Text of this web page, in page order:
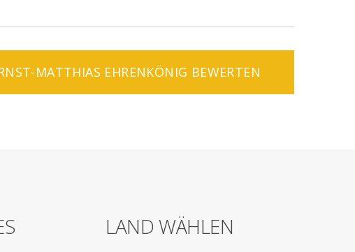
MATTHIAS EHRENKÖNIG BEWERTEN
LAND WÄHLEN